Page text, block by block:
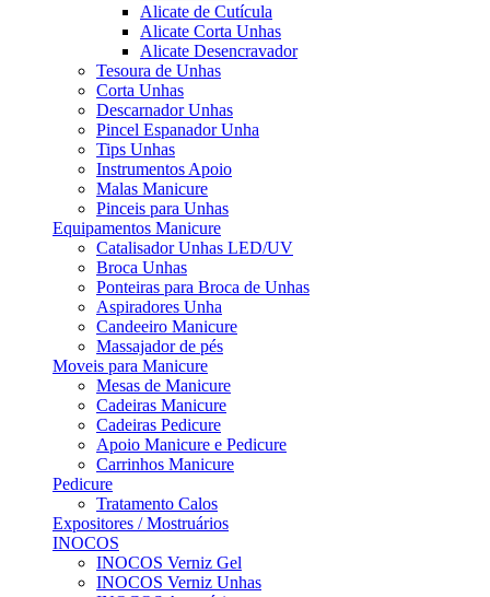
Alicate de Cutícula
Alicate Corta Unhas
Alicate Desencravador
Tesoura de Unhas
Corta Unhas
Descarnador Unhas
Pincel Espanador Unha
Tips Unhas
Instrumentos Apoio
Malas Manicure
Pinceis para Unhas
Equipamentos Manicure
Catalisador Unhas LED/UV
Broca Unhas
Ponteiras para Broca de Unhas
Aspiradores Unha
Candeeiro Manicure
Massajador de pés
Moveis para Manicure
Mesas de Manicure
Cadeiras Manicure
Cadeiras Pedicure
Apoio Manicure e Pedicure
Carrinhos Manicure
Pedicure
Tratamento Calos
Expositores / Mostruários
INOCOS
INOCOS Verniz Gel
INOCOS Verniz Unhas